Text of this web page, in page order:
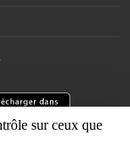
sur ceux que